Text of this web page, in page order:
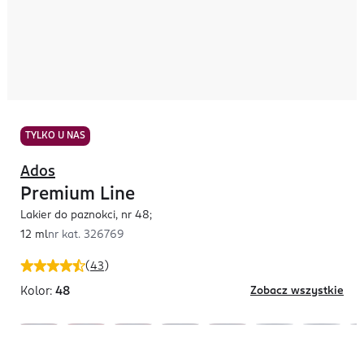
TYLKO U NAS
(43 )
Ados
Premium Line
Lakier do paznokci, nr 48;
12 mlnr kat. 326769
Kolor: 48 Zobacz wszystkie